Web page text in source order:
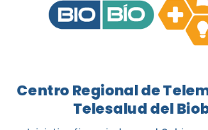
Centro Regional de
Telesalud del